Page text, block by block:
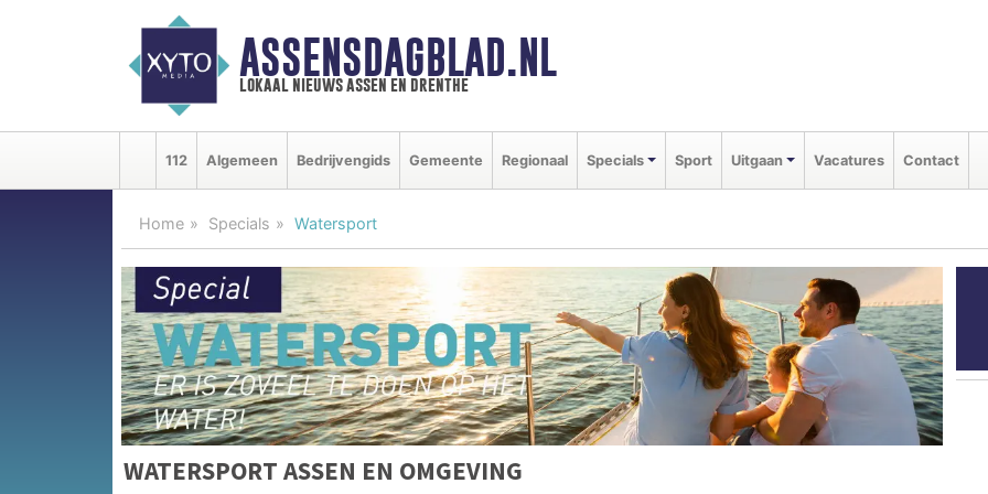
ASSENSDAGBLAD.NL
lokaal nieuws assen en drenthe
112 Algemeen Bedrijvengids Gemeente Regionaal Specials Sport Uitgaan Vacatures Contact
Home Specials Watersport
WATERSPORT ASSEN EN OMGEVING